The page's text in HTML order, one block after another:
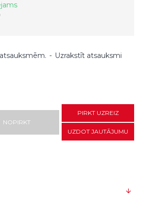
- Uzrakstīt atsauksmi
NOPIRKT
PIRKT UZREIZ
UZDOT JAUTĀJUMU